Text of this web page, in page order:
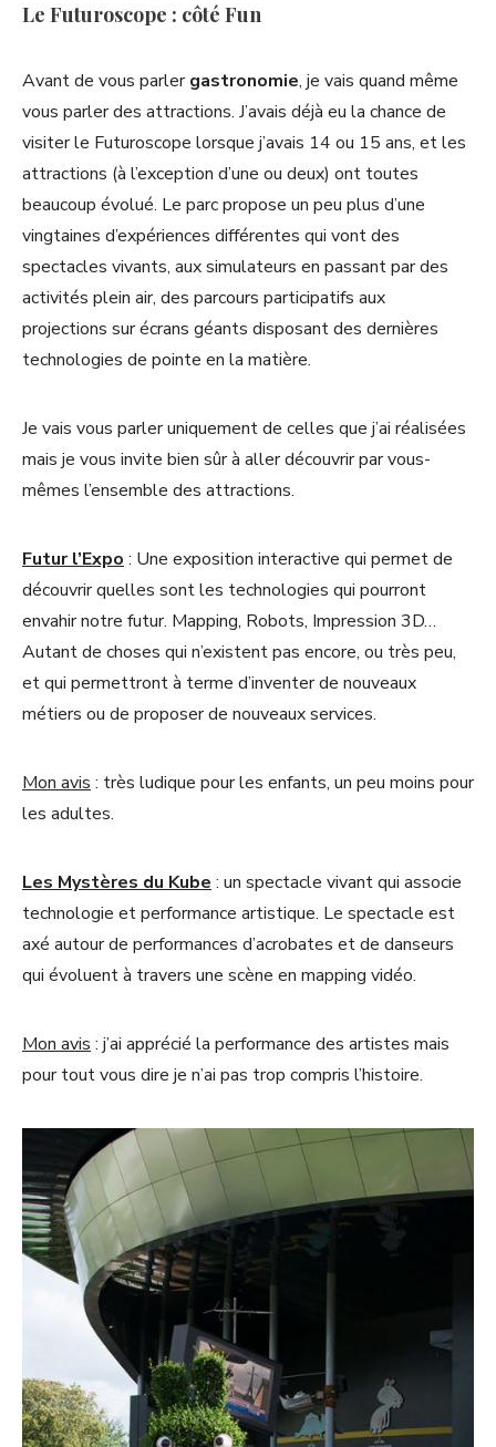
Le Futuroscope : côté Fun
Avant de vous parlergastronomie, je vais quand même
vous parler des attractions. J’avais déjà eu la chance de
visiter le Futuroscope lorsque j’avais 14 ou 15 ans, et les
attractions (à l’exception d’une ou deux) ont toutes
beaucoup évolué. Le parc propose un peu plus d’une
vingtaines d’expériences différentes qui vont des
spectacles vivants, aux simulateurs en passant par des
activités plein air, des parcours participatifs aux
projections sur écrans géants disposant des dernières
technologies de pointe en la matière.
Je vais vous parler uniquement de celles que j’ai réalisées
mais je vous invite bien sûr à aller découvrir par vous-
mêmes l’ensemble des attractions.
Futur l’Expo : Une exposition interactive qui permet de
découvrir quelles sont les technologies qui pourront
envahir notre futur. Mapping, Robots, Impression 3D…
Autant de choses qui n’existent pas encore, ou très peu,
et qui permettront à terme d’inventer de nouveaux
métiers ou de proposer de nouveaux services.
Mon avis : très ludique pour les enfants, un peu moins pour
les adultes.
Les Mystères du Kube : un spectacle vivant qui associe
technologie et performance artistique. Le spectacle est
axé autour de performances d’acrobates et de danseurs
qui évoluent à travers une scène en mapping vidéo.
Mon avis : j’ai apprécié la performance des artistes mais
pour tout vous dire je n’ai pas trop compris l’histoire.